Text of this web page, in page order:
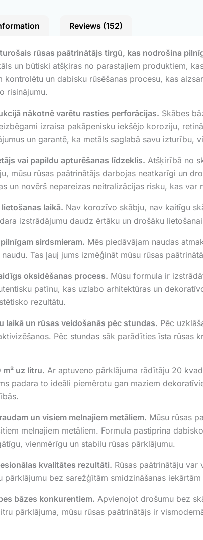
Reviews (152)
rūsas paātrinātājs tirgū, kas nodrošina
un būtiski atšķiras no parastajiem produktiem,
kontrolētu un dabisku rūsēšanas procesu, kas
risinājumu.
nākotnē varētu rasties perforācijas. Skābes
izraisa pakāpenisku iekšējo koroziju,
un garantē, ka metāls saglabā savu izturību,
vai papildu apturēšanas līdzeklis. Atšķirībā no
mūsu rūsas paātrinātājs darbojas neatkarīgi un
un novērš nepareizas neitralizācijas risku, kas var
laikā. Nav korozīvo skābju, nav kaitīgu
izstrādājumu daudz ērtāku un drošāku
sirdsmieram. Mēs piedāvājam naudas
Tas ļauj jums izmēģināt mūsu rūsas
oksidēšanas process. Mūsu formula ir
patīnu, kas uzlabo arhitektūras un
rezultātu.
laikā un rūsas veidošanās pēc stundas. Pēc
Pēc stundas sāk parādīties īsta rūsas
uz litru. Ar aptuveno pārklājuma rādītāju 20
padara to ideāli piemērotu gan maziem
un visiem melnajiem metāliem. Mūsu rūsas
melnajiem metāliem. Formula pastiprina
vienmērīgu un stabilu rūsas pārklājumu.
kvalitātes rezultāti. Rūsas paātrinātāju
bez sarežģītām smidzināšanas
bāzes konkurentiem. Apvienojot drošumu bez
pārklājuma, mūsu rūsas paātrinātājs ir